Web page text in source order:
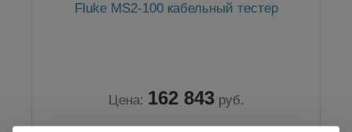
Fluke MS2-100 кабельный тестер
Цена: 162 843 руб.